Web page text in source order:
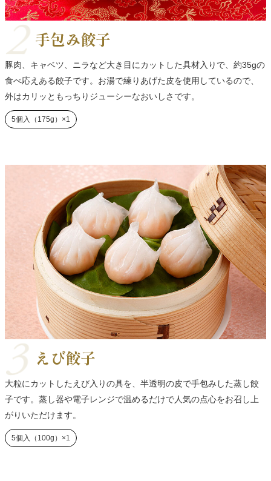
手包み餃子
豚肉、キャベツ、ニラなど大き目にカットした具材入りで、約35gの
食べ応えある餃子です。お湯で練りあげた皮を使用しているので、
外はカリッともっちりジューシーなおいしさです。
5個入（175g）×1
えび餃子
大粒にカットしたえび入りの具を、半透明の皮で手包みした蒸し餃
子です。蒸し器や電子レンジで温めるだけで人気の点心をお召し上
がりいただけます。
5個入（100g）×1